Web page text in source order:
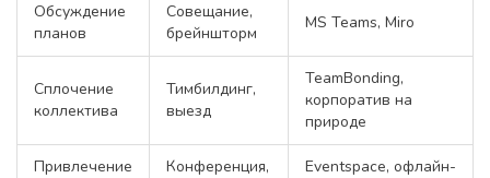
Обсуждение
планов
Совещание,
брейншторм
MS Teams, Miro
Сплочение
коллектива
Тимбилдинг,
выезд
TeamBonding,
корпоратив на
природе
Привлечение
Конференция,
Eventspace, офлайн-